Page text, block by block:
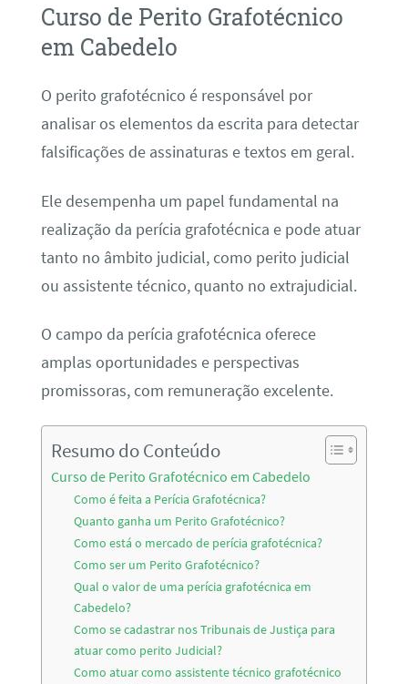
Curso de Perito Grafotécnico
em Cabedelo
O perito grafotécnico é responsável por
analisar os elementos da escrita para detectar
falsificações de assinaturas e textos em geral.
Ele desempenha um papel fundamental na
realização da perícia grafotécnica e pode atuar
tanto no âmbito judicial, como perito judicial
ou assistente técnico, quanto no extrajudicial.
O campo da perícia grafotécnica oferece
amplas oportunidades e perspectivas
promissoras, com remuneração excelente.
Resumo do Conteúdo
Curso de Perito Grafotécnico em Cabedelo
Como é feita a Perícia Grafotécnica?
Quanto ganha um Perito Grafotécnico?
Como está o mercado de perícia grafotécnica?
Como ser um Perito Grafotécnico?
Qual o valor de uma perícia grafotécnica em
Cabedelo?
Como se cadastrar nos Tribunais de Justiça para
atuar como perito Judicial?
Como atuar como assistente técnico grafotécnico